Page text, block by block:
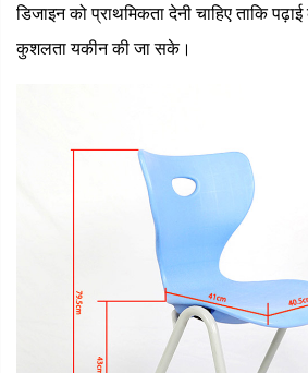
डिजाइन को प्राथमिकता देनी चाहिए ताकि
कुशलता यकीन की जा सके।